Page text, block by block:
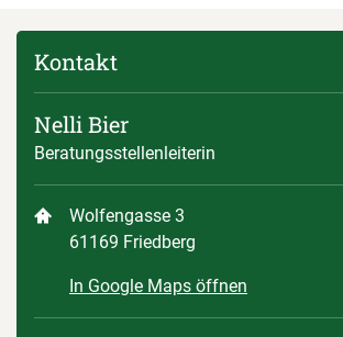
Kontakt
Nelli Bier
Beratungsstellenleiterin
Wolfengasse 3
61169 Friedberg
In Google Maps öffnen